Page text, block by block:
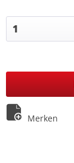
Merken